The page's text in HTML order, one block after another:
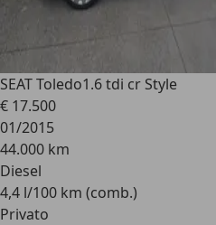
SEAT Toledo1.6 tdi cr Style
€ 17.500
01/2015
44.000 km
Diesel
4,4 l/100 km (comb.)
Privato